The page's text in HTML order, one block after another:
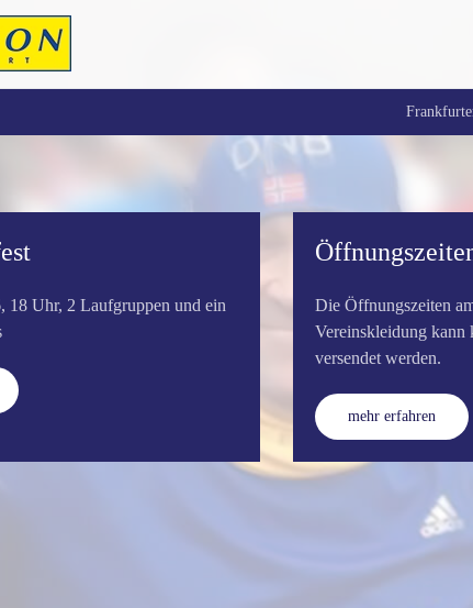
18 Uhr, 2 Laufgruppen und ein
Die Öffnungszeiten
Vereinskleidung kann
versendet werden.
mehr erfahren